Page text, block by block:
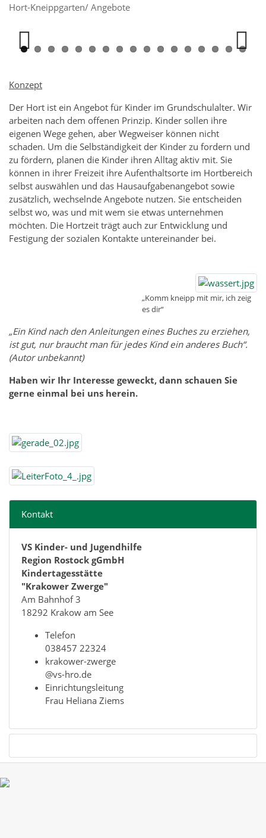
Hort-Kneippgarten/ Angebote
Konzept
Der Hort ist ein Angebot für Kinder im Grundschulalter. Wir
arbeiten nach dem offenen Prinzip. Kinder sollen ihre
eigenen Wege gehen, aber Wegweiser können nicht
schaden. Um die Selbständigkeit der Kinder zu fordern und
zu fördern, planen die Kinder ihren Alltag aktiv mit. Sie
können in ihrer Freizeit ihre Aufenthaltsorte im Hortbereich
selbst auswählen und das Hausaufgabenangebot sowie
zusätzlich, wechselnde Angebote nutzen. Sie entscheiden
selbst wo, was und mit wem sie etwas unternehmen
möchten. Die Hortzeit trägt auch zur Entwicklung und
Festigung der sozialen Kontakte untereinander bei.
„Komm kneipp mit mir, ich zeig
es dir“
„Ein Kind nach den Anleitungen eines Buches zu erziehen,
ist gut, nur braucht man für jedes Kind ein anderes Buch“.
(Autor unbekannt)
Haben wir Ihr Interesse geweckt, dann schauen Sie
gerne einmal bei uns herein.
Kontakt
VS Kinder- und Jugendhilfe
Region Rostock gGmbH
Kindertagesstätte
"Krakower Zwerge"
Am Bahnhof 3
18292 Krakow am See
Telefon
038457 22324
krakower-zwerge
@vs-hro.de
Einrichtungsleitung
Frau Heliana Ziems